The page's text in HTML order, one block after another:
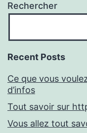
Rechercher
Recent Posts
Ce que vous
d’infos
Tout savoir sur
Vous allez tout